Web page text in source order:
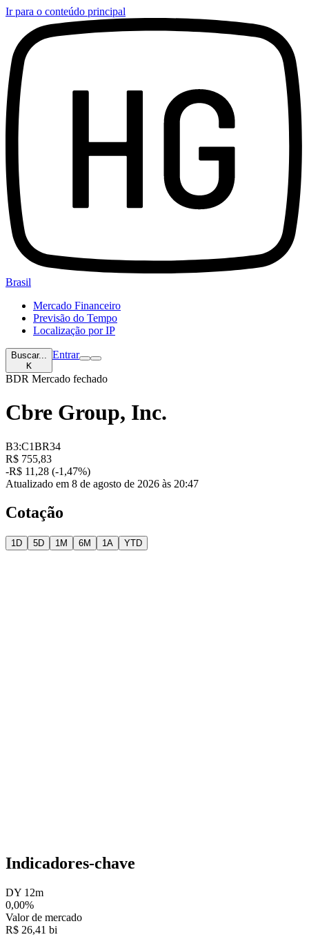
Ir para o conteúdo principal
Brasil
Mercado Financeiro
Previsão do Tempo
Localização por IP
Buscar...
K
Entrar
BDR Mercado fechado
Cbre Group, Inc.
B3:C1BR34
R$ 755,83
-R$ 11,28 (-1,47%)
Atualizado em 8 de agosto de 2026 às 20:47
Cotação
1D 5D 1M 6M 1A YTD
Indicadores-chave
DY 12m
0,00%
Valor de mercado
R$ 26,41 bi